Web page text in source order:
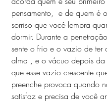
pensamento,  e de quem é
sorriso que você lembra
dormir. Durante a
sente o frio e o vazio de ter
alma , e o vácuo depois da
que esse vazio crescente
preenche provoca quando
satisfaz e precisa de você